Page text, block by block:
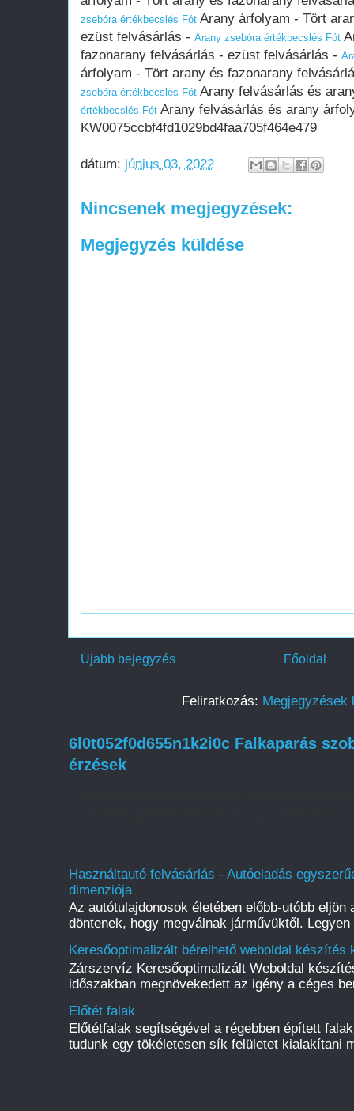
zsebóra értékbecslés Fót Arany árfolyam - Tört
ezüst felvásárlás - Arany zsebóra értékbecslés Fót
fazonarany felvásárlás - ezüst felvásárlás -
árfolyam - Tört arany és fazonarany
zsebóra értékbecslés Fót Arany felvásárlás és
értékbecslés Fót Arany felvásárlás és arany
KW0075ccbf4fd1029bd4faa705f464e479
dátum: június 03, 2022
Nincsenek megjegyzések:
Megjegyzés küldése
Újabb bejegyzés Főoldal
Feliratkozás: Megjegyzések
6l0t052f0d655n1k2i0c Falkaparás
érzések
Használtautó felvásárlás - Autóeladás
dimenziója
Az autótulajdonosok életében előbb-utóbb eljön
döntenek, hogy megválnak járművüktől.
Keresőoptimalizált bérelhető weboldal
Zárszervíz Keresőoptimalizált Weboldal
időszakban megnövekedett az igény a céges
Előtét falak
Előtétfalak segítségével a régebben épített
tudunk egy tökéletesen sík felületet kialakítani